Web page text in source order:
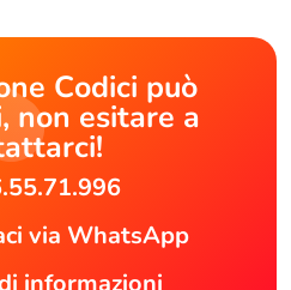
Codici può
non esitare a
via WhatsApp
informazioni